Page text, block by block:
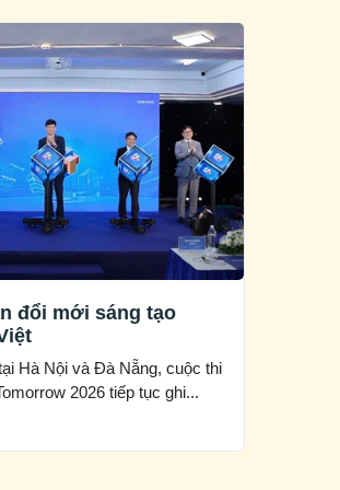
đổi mới sáng tạo
Hà Nội và Đà Nẵng, cuộc thi
2026 tiếp tục ghi...